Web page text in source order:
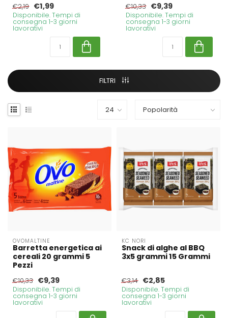
€2,19 €1,99
Disponibile. Tempi di
consegna 1-3 giorni
lavorativi
€10,33 €9,39
Disponibile. Tempi di
consegna 1-3 giorni
lavorativi
FILTRI
OVOMALTINE
Barretta energetica ai
cereali 20 grammi 5
Pezzi
€10,33 €9,39
Disponibile. Tempi di
consegna 1-3 giorni
lavorativi
KC NORI
Snack di alghe al BBQ
3x5 grammi 15 Grammi
€3,14 €2,85
Disponibile. Tempi di
consegna 1-3 giorni
lavorativi